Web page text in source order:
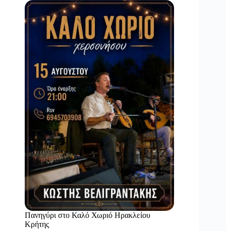
Πανηγύρι στο Καλό Χωριό Ηρακλείου
Κρήτης